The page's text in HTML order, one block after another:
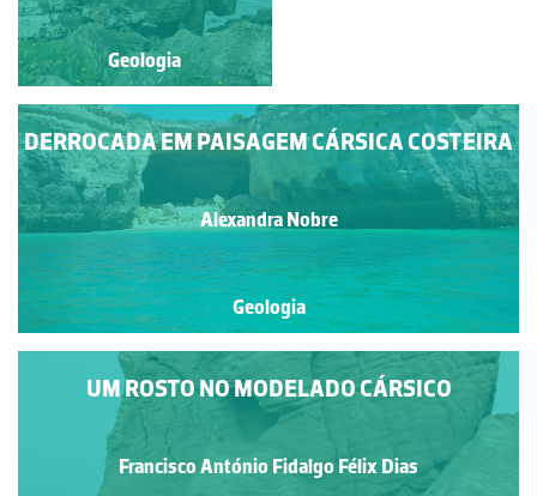
Geologia
DERROCADA EM PAISAGEM CÁRSICA COSTEIRA
Alexandra Nobre
Geologia
UM ROSTO NO MODELADO CÁRSICO
Francisco António Fidalgo Félix Dias
Geologia